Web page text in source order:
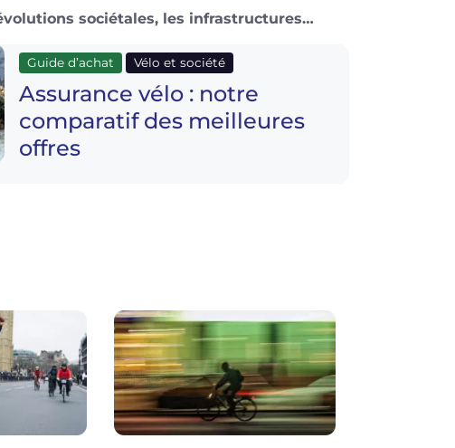
sociétales, les infrastructures…
Guide d’achat Vélo et société
Assurance vélo : notre
comparatif des meilleures
offres